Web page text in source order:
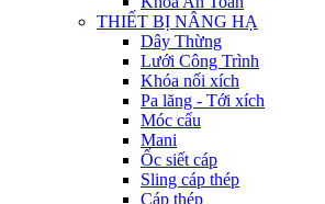
THIẾT BỊ NÂNG HẠ
Dây Thừng
Lưới Công Trình
Khóa nối xích
Pa lăng - Tới xích
Móc cẩu
Mani
Ốc siết cáp
Sling cáp thép
Cáp thép